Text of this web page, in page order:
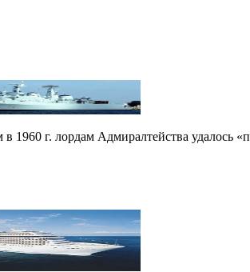
1960 г. лордам Адмиралтейства удалось